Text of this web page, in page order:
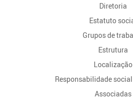
Diretoria
Estatuto
Grupos de
Estrutura
Localização
Responsabilidade
Associadas